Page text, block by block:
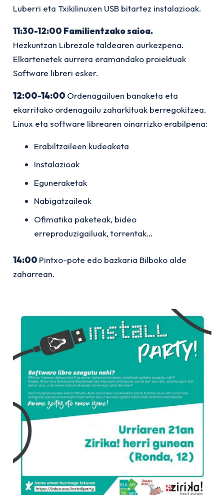
Luberri eta Txikilinuxen USB bitartez instalazioak.
11:30-12:00 Familientzako saioa.
Hezkuntzan Librezale taldearen aurkezpena.
Elkartenetek aurrera eramandako proiektuak
Software libreri esker.
12:00-14:00 Ordenagailuen banaketa eta
ekarritako ordenagailu zaharkituak berregokitzea.
Linux eta software librearen oinarrizko erabilpena:
Erabiltzaileen kudeaketa
Instalazioak
Eguneraketak
Nabigatzaileak
Ofimatika paketeak, bideo
erreproduzigailuak, torrentak…
14:00 Pintxo-pote edo bazkaria Bilboko alde
zaharrean.